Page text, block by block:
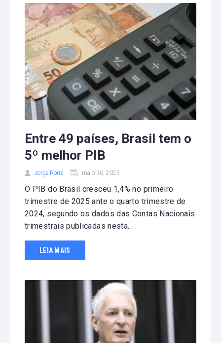
Entre 49 países, Brasil tem o
5º melhor PIB
Jorge Roriz maio 30, 2025
O PIB do Brasil cresceu 1,4% no primeiro
trimestre de 2025 ante o quarto trimestre de
2024, segundo os dados das Contas Nacionais
trimestrais publicadas nesta...
LEIA MAIS